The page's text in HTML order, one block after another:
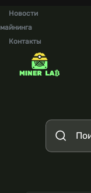
Новости
майнинга
Контакты